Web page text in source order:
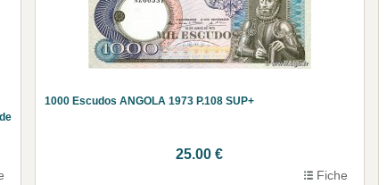
1000 Escudos ANGOLA 1973 P.108 SUP+
25.00 €
Fiche